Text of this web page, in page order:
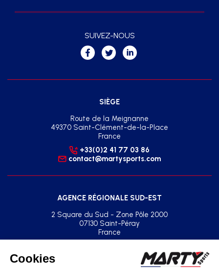
SIÈGE
Route de la Meignanne
49370 Saint-Clément-de-la-Place
France
+33(0)2 41 77 03 86
contact@martysports.com
AGENCE RÉGIONALE SUD-EST
2 Square du Sud - Zone Pôle 2000
07130 Saint-Péray
France
agence.sud.est@martysports.com
SUIVEZ-NOUS